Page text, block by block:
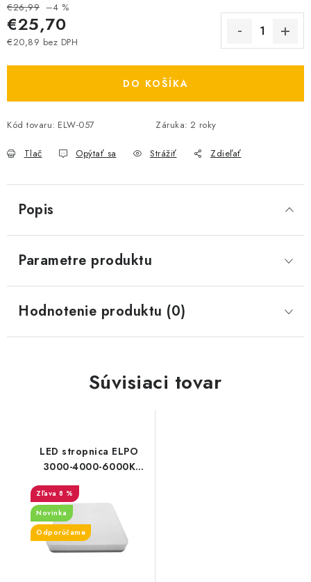
€26,99 –4 %
€25,70
€20,89 bez DPH
DO KOŠÍKA
Kód tovaru: ELW-057 Záruka: 2 roky
Tlač Opýtať sa Strážiť Zdieľať
Popis
Parametre produktu
Hodnotenie produktu (0)
Súvisiaci tovar
LED stropnica ELPO
3000-4000-6000K
3CCT 12W/1000lm
štvorec IP54
8 %
Novinka
Odporúčame